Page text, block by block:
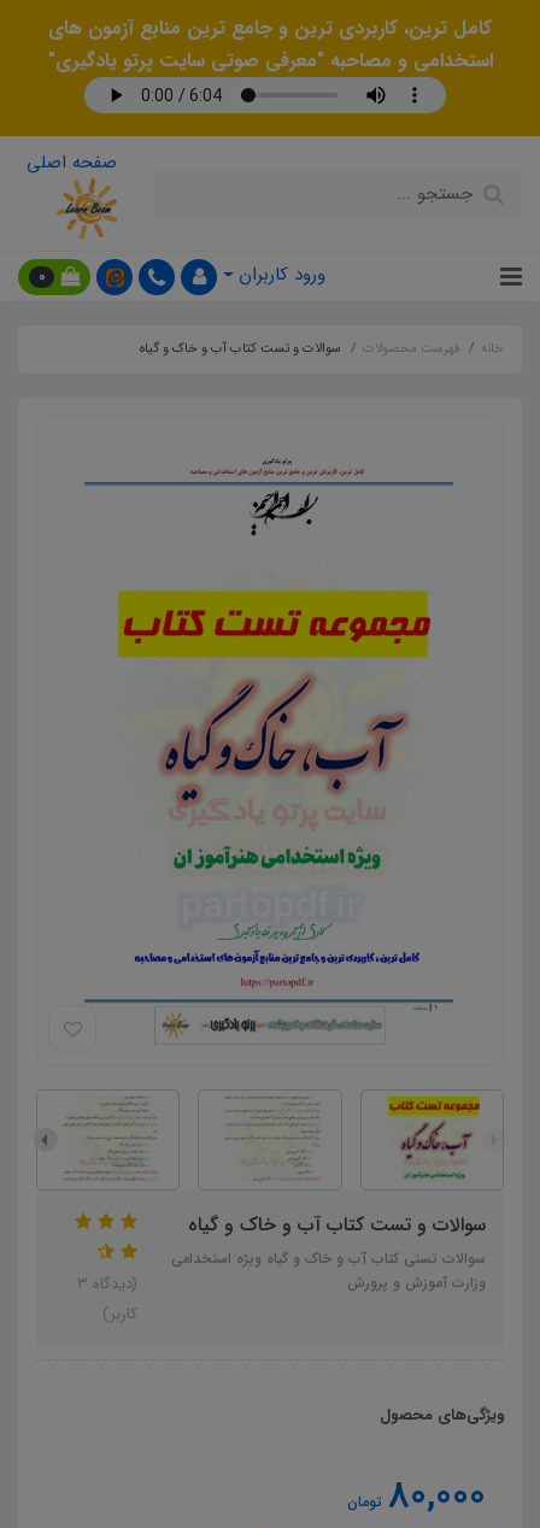
کامل ترین، کاربردی ترین و جامع ترین منابع آزمون های
استخدامی و مصاحبه "معرفی صوتی سایت پرتو یادگیری"
صفحه اصلی
ورود کاربران 0
خانه فهرست محصولات سوالات و تست کتاب آب و خاک و گیاه
سوالات و تست کتاب آب و خاک و گیاه
سوالات تستی کتاب آب و خاک و گیاه ویژه استخدامی
وزارت آموزش و پرورش
(دیدگاه 3
کاربر)
ویژگی‌های محصول
80,000 تومان